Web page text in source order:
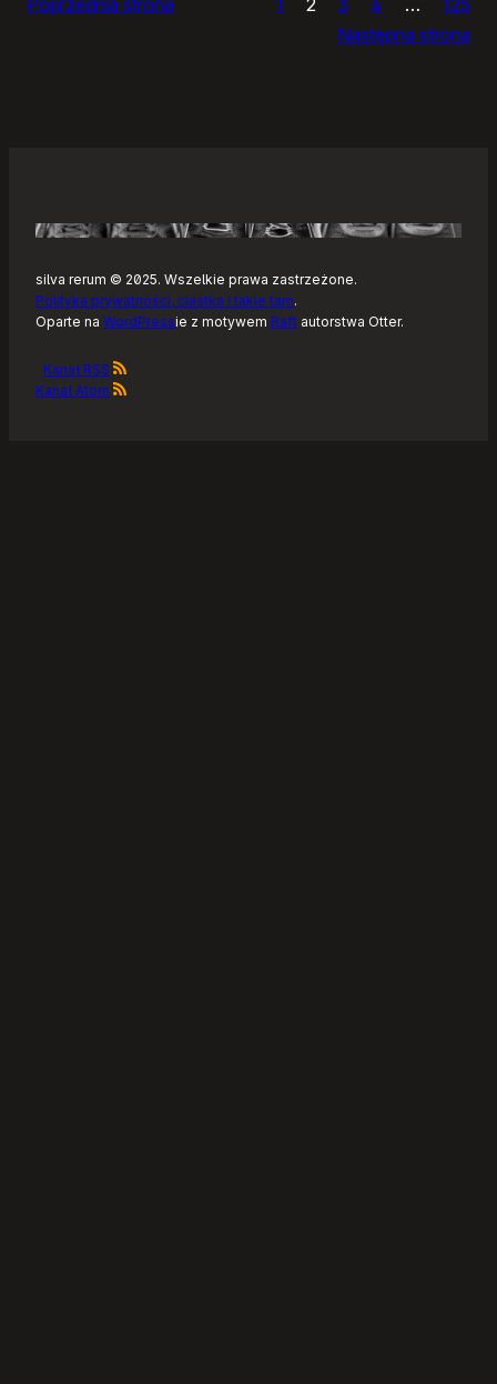
Następna strona
silva rerum © 2025. Wszelkie prawa zastrzeżone.
Polityka prywatności, ciastka i takie tam.
Oparte na WordPressie z motywem Raft autorstwa Otter.
Kanał RSS
Kanał Atom